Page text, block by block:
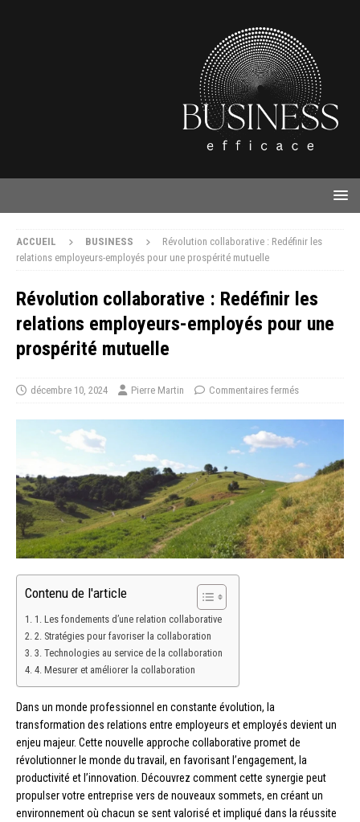
ACCUEIL BUSINESS
Révolution collaborative : Redéfinir les
relations employeurs-employés pour une prospérité mutuelle
Révolution collaborative : Redéfinir les
relations employeurs-employés pour une
prospérité mutuelle
décembre 10, 2024 Pierre Martin Commentaires fermés
Contenu de l'article
1. Les fondements d’une relation collaborative
2. Stratégies pour favoriser la collaboration
3. Technologies au service de la collaboration
4. Mesurer et améliorer la collaboration
Dans un monde professionnel en constante évolution, la
transformation des relations entre employeurs et employés devient un
enjeu majeur. Cette nouvelle approche collaborative promet de
révolutionner le monde du travail, en favorisant l’engagement, la
productivité et l’innovation. Découvrez comment cette synergie peut
propulser votre entreprise vers de nouveaux sommets, en créant un
environnement où chacun se sent valorisé et impliqué dans la réussite